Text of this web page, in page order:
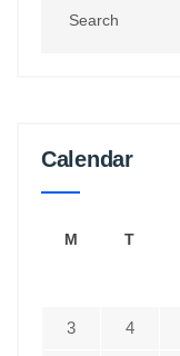
Calendar
M T
3 4